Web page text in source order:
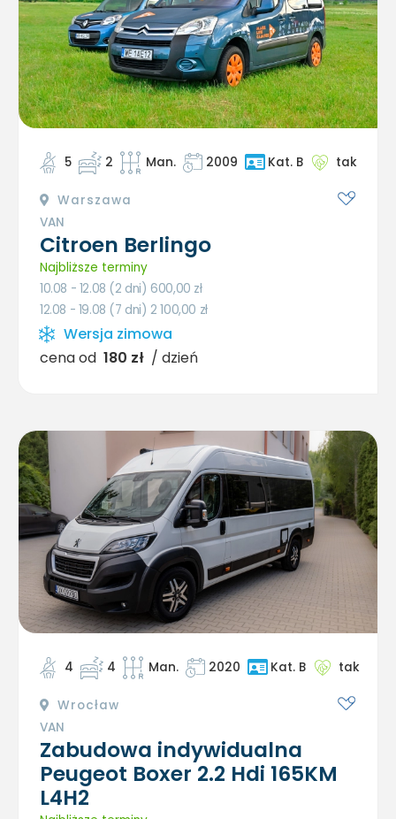
5 2 Man. 2009 Kat. B tak
Warszawa
VAN
Citroen Berlingo
Najbliższe terminy
10.08 - 12.08 (2 dni) 600,00 zł
12.08 - 19.08 (7 dni) 2 100,00 zł
Wersja zimowa
cena od 180 zł / dzień
4 4 Man. 2020 Kat. B tak
Wrocław
VAN
Zabudowa indywidualna
Peugeot Boxer 2.2 Hdi 165KM
L4H2